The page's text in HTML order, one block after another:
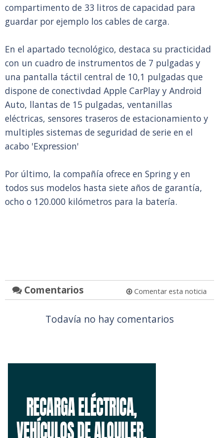
compartimento de 33 litros de capacidad para
guardar por ejemplo los cables de carga.
En el apartado tecnológico, destaca su practicidad
con un cuadro de instrumentos de 7 pulgadas y
una pantalla táctil central de 10,1 pulgadas que
dispone de conectivdad Apple CarPlay y Android
Auto, llantas de 15 pulgadas, ventanillas
eléctricas, sensores traseros de estacionamiento y
multiples sistemas de seguridad de serie en el
acabo 'Expression'
Por último, la compañía ofrece en Spring y en
todos sus modelos hasta siete años de garantía,
ocho o 120.000 kilómetros para la batería.
Comentarios Comentar esta noticia
Todavía no hay comentarios